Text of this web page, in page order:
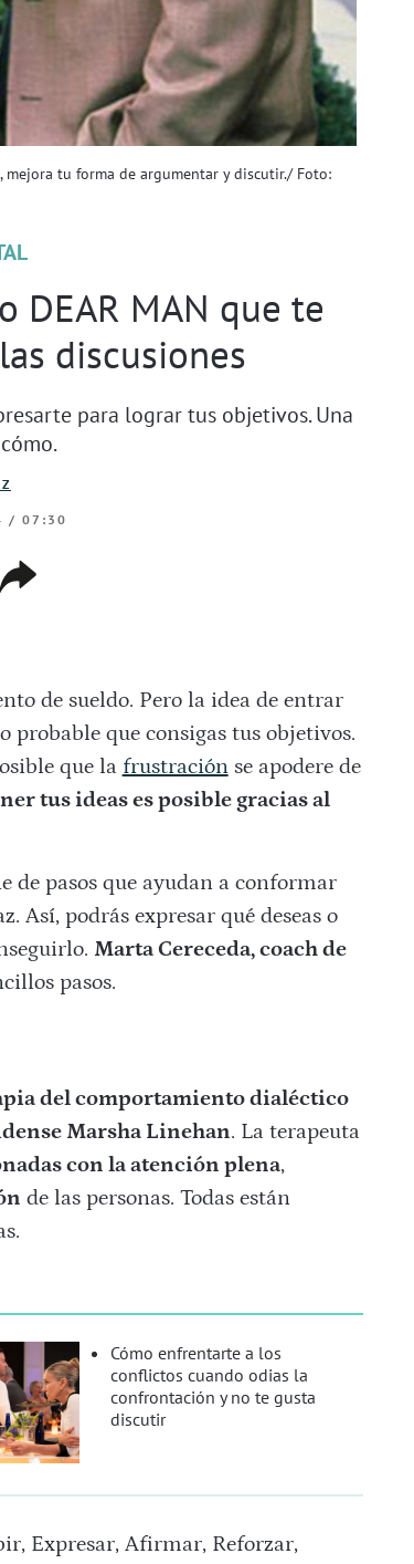
mejora tu forma de argumentar y discutir./ Foto:
DEAR MAN que te
discusiones
para lograr tus objetivos. Una
/ 07:30
copiar
enlace
de sueldo. Pero la idea de entrar
probable que consigas tus objetivos.
que la frustraciónse apodere de
tus ideas es posible gracias al
de pasos que ayudan a conformar
Así, podrás expresar qué deseas o
Marta Cereceda, coach de
pasos.
del comportamiento dialéctico
Marsha Linehan. La terapeuta
con la atención plena,
de las personas. Todas están
Cómo enfrentarte a los
conflictos cuando odias la
confrontación y no te gusta
discutir
Expresar, Afirmar, Reforzar,